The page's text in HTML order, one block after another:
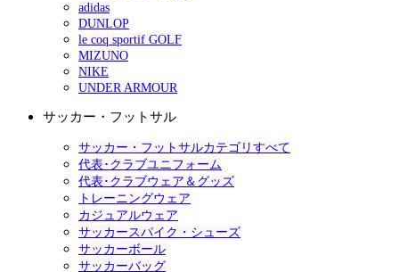
adidas
DUNLOP
le coq sportif GOLF
MIZUNO
NIKE
UNDER ARMOUR
サッカー・フットサル
サッカー・フットサルカテゴリすべて
代表･クラブユニフォーム
代表･クラブウェア＆グッズ
トレーニングウェア
カジュアルウェア
サッカースパイク・シューズ
サッカーボール
サッカーバッグ